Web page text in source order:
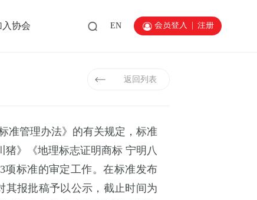
入协会 EN 会员登入 注册
返回列表
准管理办法》的有关规定，标准
猪》《地理标志证明商标 宁明八
3项标准的审定工作。在标准发布
其报批稿予以公示，截止时间为